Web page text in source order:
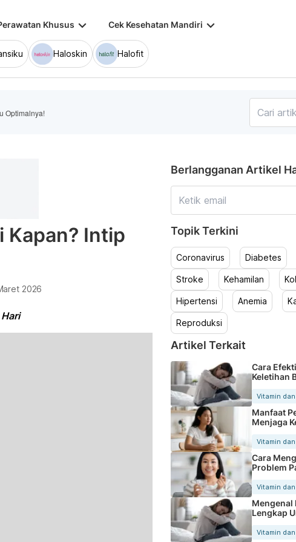
Khusus keyboard_arrow_down Cek Kesehatan Mandiri keyboard_arrow_down
Haloskin Halofit
Optimalnya!
Kapan? Intip
2026
Berlangganan Artikel
Topik Terkini
Coronavirus Diabetes
Stroke Kehamilan
Hipertensi Anemia
Reproduksi
Artikel Terkait
Cara
Keletihan
Vitamin
Manfaat
Menjaga
Vitamin
Cara
Problem
Setiap Hari
Vitamin
Mengenal
Lengkap
Vitamin